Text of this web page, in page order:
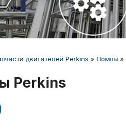
двигателей Perkins » Помпы »
Perkins